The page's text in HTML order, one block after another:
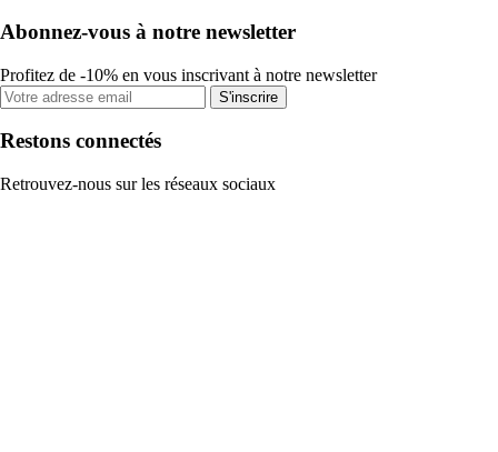
Abonnez-vous à notre newsletter
Profitez de -10% en vous inscrivant à notre newsletter
S'inscrire
Restons connectés
Retrouvez-nous sur les réseaux sociaux